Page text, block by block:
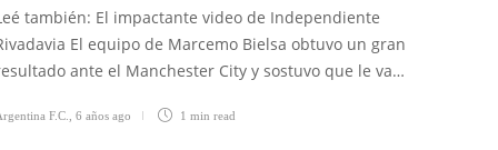
también: El impactante video de Independiente
El equipo de Marcemo Bielsa obtuvo un gran
ante el Manchester City y sostuvo que le va…
F.C. 6 años ago 1 min read